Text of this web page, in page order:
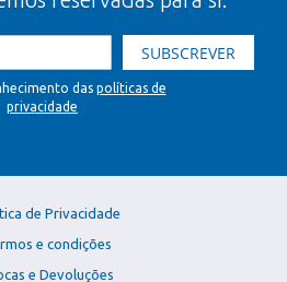
SUBSCREVER
das políticas de
privacidade
de Privacidade
e condições
e Devoluções